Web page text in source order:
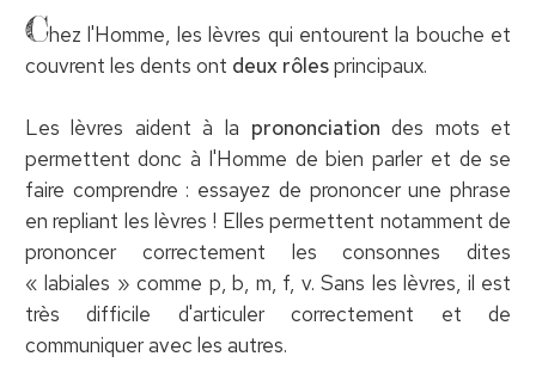
Chez l'Homme, les lèvres qui entourent la bouche et
couvrent les dents ont deux rôlesprincipaux.
Les lèvres aident à la prononciation des mots et
permettent donc à l'Homme de bien parler et de se
faire comprendre : essayez de prononcer une phrase
en repliant les lèvres ! Elles permettent notamment de
prononcer correctement les consonnes dites
« labiales » comme p, b, m, f, v. Sans les lèvres, il est
très difficile d'articuler correctement et de
communiquer avec les autres.